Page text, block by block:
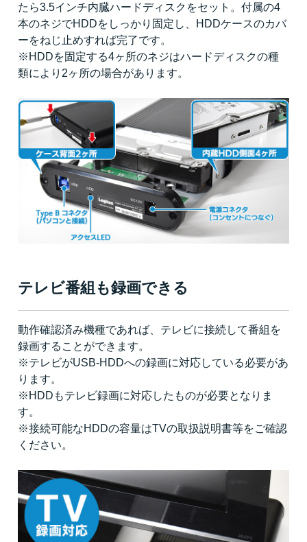
たら3.5インチ内臓ハードディスクをセット。付属の4
本のネジでHDDをしっかり固定し、HDDケースのカバ
ーをねじ止めすれば完了です。
※HDDを固定する4ヶ所のネジはハードディスクの種
類により2ヶ所の場合があります。
テレビ番組も録画できる
動作確認済み機種であれば、テレビに接続して番組を
録画することができます。
※テレビがUSB-HDDへの録画に対応している必要があ
ります。
※HDDもテレビ録画に対応したものが必要となりま
す。
※接続可能なHDDの容量はTVの取扱説明書等をご確認
ください。